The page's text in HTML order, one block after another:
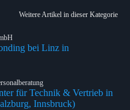
Weitere Artikel in dieser Kategorie
bei Linz in
für Technik & Vertrieb in
Innsbruck)